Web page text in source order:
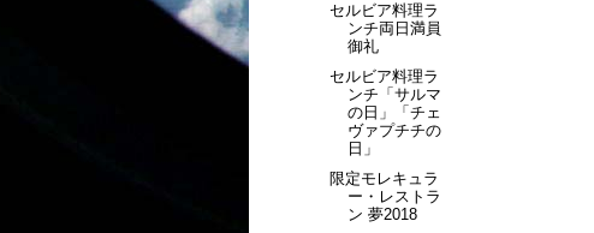
セルビア料理ラ
ンチ両日満員
御礼
セルビア料理ラ
ンチ「サルマ
の日」「チェ
ヴァプチチの
日」
限定モレキュラ
ー・レストラ
ン 夢2018